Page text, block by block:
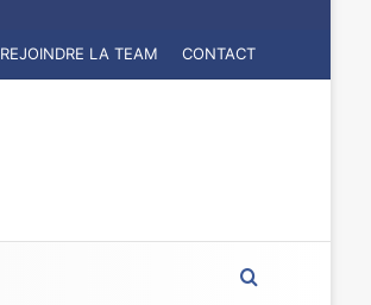
REJOINDRE LA TEAM CONTACT